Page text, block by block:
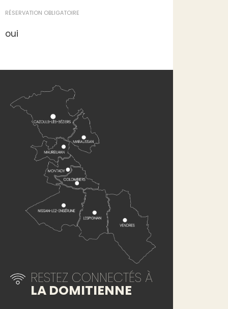
RÉSERVATION OBLIGATOIRE
oui
RESTEZ CONNECTÉS À
LA DOMITIENNE